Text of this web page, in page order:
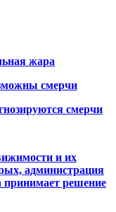
жара
смерчи
смерчи
и их
администрация
принимает решение